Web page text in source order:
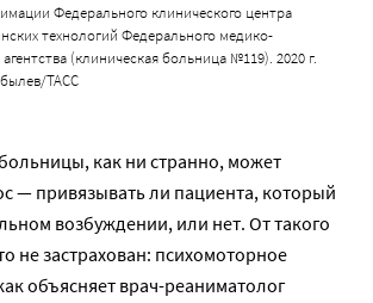
Федерального клинического центра
технологий Федерального медико-
(клиническая больница №119). 2020 г.
ТАСС
как ни странно, может
— привязывать ли пациента, который
возбуждении, или нет. От такого
не застрахован: психомоторное
объясняет врач-реаниматолог